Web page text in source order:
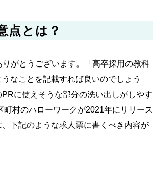
点とは？
がとうございます。「高卒採用の教科
なことを記載すれば良いのでしょう
に使えそうな部分の洗い出しがしやす
村のハローワークが2021年にリリース
下記のような求人票に書くべき内容が